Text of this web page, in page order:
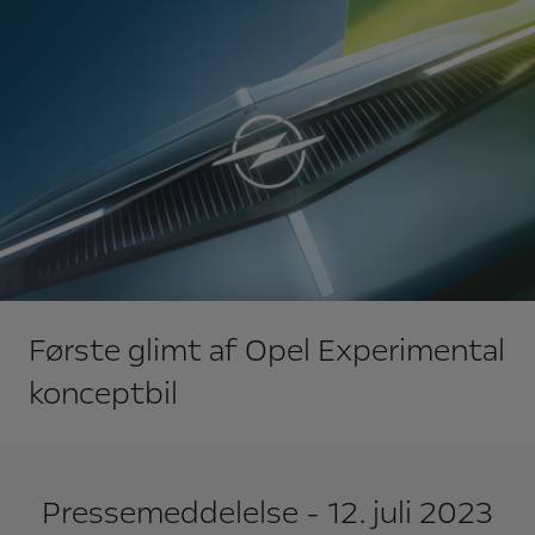
Første glimt af Opel Experimental
konceptbil
Pressemeddelelse - 12. juli 2023